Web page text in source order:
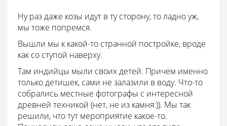
Ну раз даже козы идут в ту сторону, то ладно уж,
мы тоже попремся.
Вышли мы к какой-то странной постройке, вроде
как со ступой наверху.
Там индийцы мыли своих детей. Причем именно
только детишек, сами не залазили в воду. Что-то
собрались местные фотографы с интересной
древней техникой (нет, не из камня:)). Мы так
решили, что тут мероприятие какое-то.